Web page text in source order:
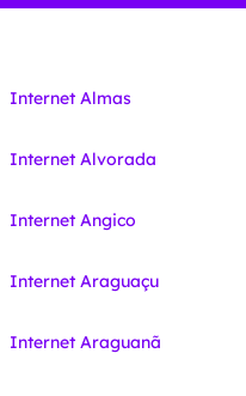
Internet Almas
Internet Alvorada
Internet Angico
Internet Araguaçu
Internet Araguanã